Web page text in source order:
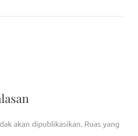
akan dipublikasikan. Ruas yang